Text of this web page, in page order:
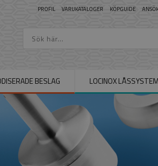
PROFIL VARUKATALOGER KÖPGUIDE
BESLAG LOCINOX LÅSSYSTEM